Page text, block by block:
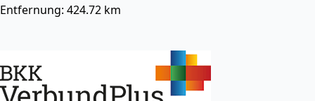
Entfernung: 424.72 km